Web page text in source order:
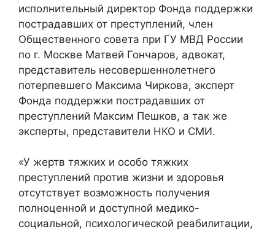
исполнительный директор Фонда поддержки
пострадавших от преступлений, член
Общественного совета при ГУ МВД России
по г. Москве Матвей Гончаров, адвокат,
представитель несовершеннолетнего
потерпевшего Максима Чиркова, эксперт
Фонда поддержки пострадавших от
преступлений Максим Пешков, а так же
эксперты, представители НКО и СМИ.
«У жертв тяжких и особо тяжких
преступлений против жизни и здоровья
отсутствует возможность получения
полноценной и доступной медико-
социальной, психологической реабилитации,